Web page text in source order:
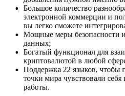
Большое количество
электронной коммерции и
вы легко сможете
Мощные меры безопасности
данных;
Богатый функционал для
криптовалютой в любой
Поддержка 22 языков, чтобы
точки мира чувствовали
работы.